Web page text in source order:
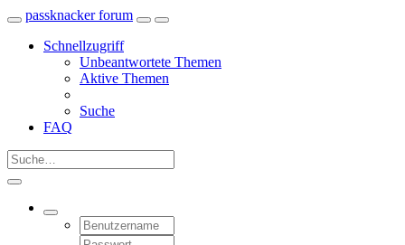
passknacker forum
Schnellzugriff
Unbeantwortete Themen
Aktive Themen
Suche
FAQ